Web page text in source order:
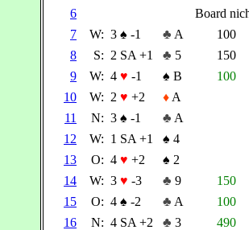
6
Board
7
W: 3 ♠ -1 ♣ A 100
8
S: 2 SA +1 ♣ 5 150
9
W: 4 ♥ -1 ♠ B 100
10
W: 2 ♥ +2 ♦ A
11
N: 3 ♠ -1 ♣ A
12
W: 1 SA +1 ♠ 4
13
O: 4 ♥ +2 ♠ 2
14
W: 3 ♥ -3 ♣ 9 150
15
O: 4 ♠ -2 ♣ A 100
16
N: 4 SA +2 ♣ 3 490